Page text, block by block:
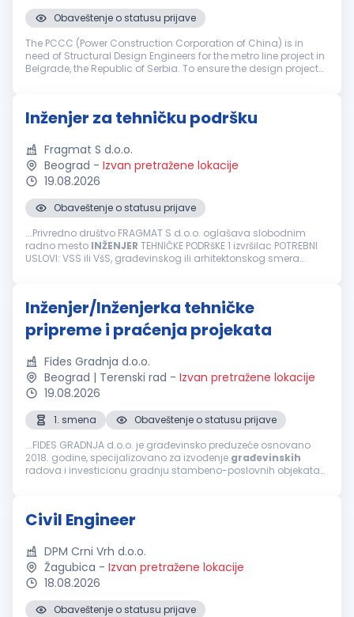
Obaveštenje o statusu prijave
The PCCC (Power Construction Corporation of China) is in
need of Structural Design Engineers for the metro line project in
Belgrade, the Republic of Serbia. To ensure the design project
Inženjer za tehničku podršku
Fragmat S d.o.o.
Beograd - Izvan pretražene lokacije
19.08.2026
Obaveštenje o statusu prijave
...Privredno društvo FRAGMAT S d.o.o. oglašava slobodnim
radno mesto INŽENJER TEHNIČKE PODRšKE 1 izvršilac POTREBNI
USLOVI: VSS ili VšS, građevinskog ili arhitektonskog smera
Inženjer/Inženjerka tehničke
pripreme i praćenja projekata
Fides Gradnja d.o.o.
Beograd | Terenski rad - Izvan pretražene lokacije
19.08.2026
1. smena
Obaveštenje o statusu prijave
...FIDES GRADNJA d.o.o. je građevinsko preduzeće osnovano
2018. godine, specijalizovano za izvođenje građevinskih
radova i investicionu gradnju stambeno-poslovnih objekata
Civil Engineer
DPM Crni Vrh d.o.o.
Žagubica - Izvan pretražene lokacije
18.08.2026
Obaveštenje o statusu prijave